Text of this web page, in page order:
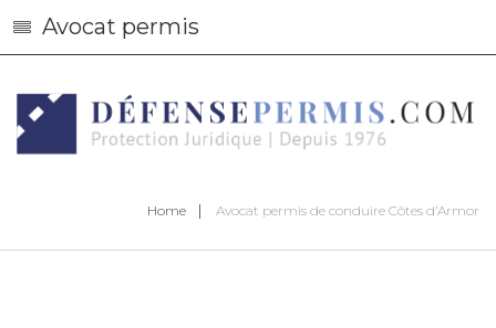
Avocat permis
Home Avocat permis de conduire Côtes d’Armor